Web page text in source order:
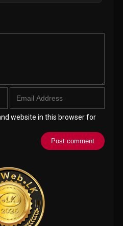
website in this browser for